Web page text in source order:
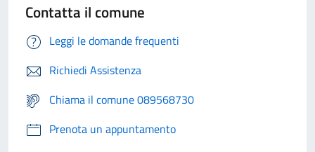
Contatta il comune
Leggi le domande frequenti
Richiedi Assistenza
Chiama il comune 089568730
Prenota un appuntamento